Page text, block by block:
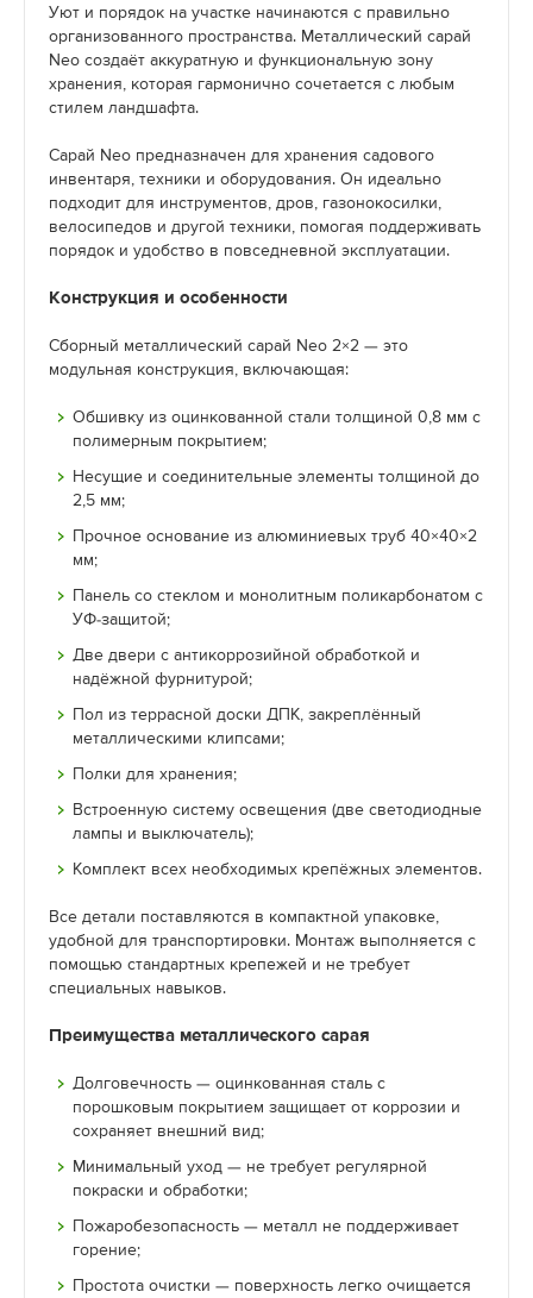
Уют и порядок на участке начинаются с правильно
организованного пространства. Металлический сарай
Neo создаёт аккуратную и функциональную зону
хранения, которая гармонично сочетается с любым
стилем ландшафта.
Сарай Neo предназначен для хранения садового
инвентаря, техники и оборудования. Он идеально
подходит для инструментов, дров, газонокосилки,
велосипедов и другой техники, помогая поддерживать
порядок и удобство в повседневной эксплуатации.
Конструкция и особенности
Сборный металлический сарай Neo 2×2 — это
модульная конструкция, включающая:
Обшивку из оцинкованной стали толщиной 0,8 мм с
полимерным покрытием;
Несущие и соединительные элементы толщиной до
2,5 мм;
Прочное основание из алюминиевых труб 40×40×2
мм;
Панель со стеклом и монолитным поликарбонатом с
УФ-защитой;
Две двери с антикоррозийной обработкой и
надёжной фурнитурой;
Пол из террасной доски ДПК, закреплённый
металлическими клипсами;
Полки для хранения;
Встроенную систему освещения (две светодиодные
лампы и выключатель);
Комплект всех необходимых крепёжных элементов.
Все детали поставляются в компактной упаковке,
удобной для транспортировки. Монтаж выполняется с
помощью стандартных крепежей и не требует
специальных навыков.
Преимущества металлического сарая
Долговечность — оцинкованная сталь с
порошковым покрытием защищает от коррозии и
сохраняет внешний вид;
Минимальный уход — не требует регулярной
покраски и обработки;
Пожаробезопасность — металл не поддерживает
горение;
Простота очистки — поверхность легко очищается